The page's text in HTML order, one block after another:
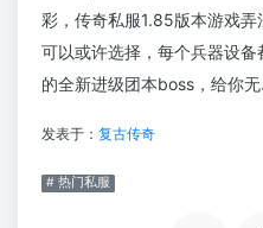
彩，传奇私服1.85版本游戏
可以或许选择，每个兵器设
的全新进级团本boss，给你无
发表于： 复古传奇
# 热门私服